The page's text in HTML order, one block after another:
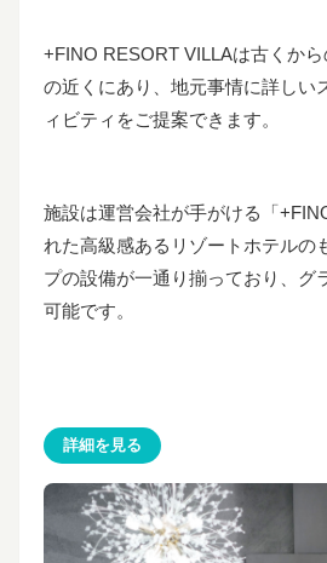
+FINO RESORT VILLAは古くか
の近くにあり、地元事情に詳しい
ィビティをご提案できます。
施設は運営会社が手がける「
れた高級感あるリゾートホテルの
プの設備が一通り揃っており、グ
可能です。
詳細を見る